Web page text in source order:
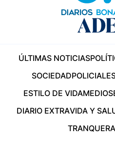
ÚLTIMAS NOTICIAS
SOCIEDAD
ESTILO DE VIDAMEDIOS
DIARIO EXTRAVIDA Y
TRANQUERA